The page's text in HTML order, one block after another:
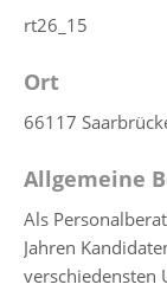
rt26_15
Ort
66117
Allgemeine
Als
Jahren
verschiedensten